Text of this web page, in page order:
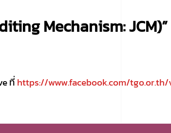
Mechanism: JCM)”
ที่ https://www.facebook.com/tgo.or.th/